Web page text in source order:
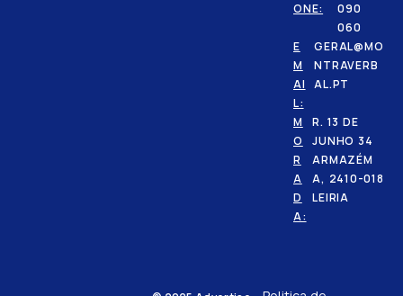
ONE:
090
060
E
M
AI
L:
GERAL@MO
NTRAVERB
AL.PT
M
O
R
A
D
A:
R. 13 DE
JUNHO 34
ARMAZÉM
A, 2410-018
LEIRIA